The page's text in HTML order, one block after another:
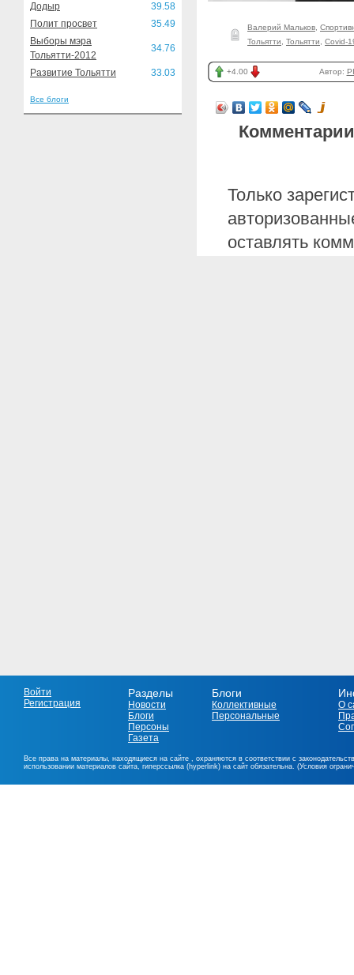
Додыр
39.58
Полит просвет
35.49
Выборы мэра
Тольятти-2012
34.76
Развитие Тольятти 33.03
Все блоги
Валерий Мальков
Тольятти
Тольятти Covid-
+4.00 Автор:
Только
оставлять
Войти
Регистрация
Разделы
Новости
Блоги
Персоны
Газета
Блоги
Коллективные
Персональные
О
Все права на материалы, находящиеся на сайте , охраняются в соответствии с
использовании материалов сайта, гиперссылка (hyperlink) на сайт обязательна. (Условия